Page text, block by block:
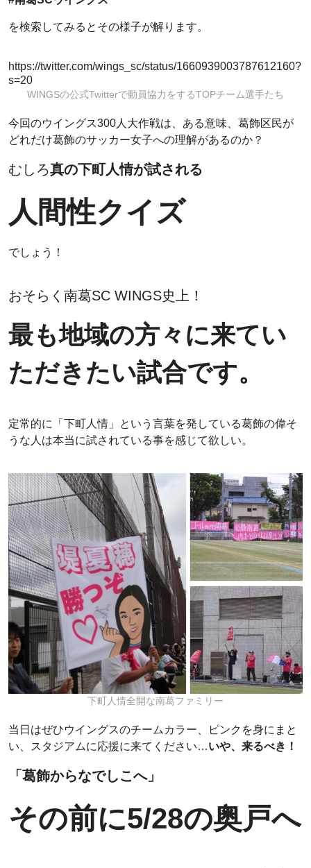
を検索してみるとその様子が解ります。
https://twitter.com/wings_sc/status/1660939003787612160?
s=20
WINGSの公式Twitterで動員協力をするTOPチーム選手たち
今回のウイングス300人大作戦は、ある意味、葛飾区民が
どれだけ葛飾のサッカー女子への理解があるのか？
むしろ真の下町人情が試される
人間性クイズ
でしょう！
おそらく南葛SC WINGS史上！
最も地域の方々に来てい
ただきたい試合です。
定常的に「下町人情」という言葉を発している葛飾の偉そ
うな人は本当に試されている事を感じて欲しい。
下町人情全開な南葛ファミリー
当日はぜひウイングスのチームカラー、ピンクを身にまと
い、スタジアムに応援に来てください…いや、来るべき！
「葛飾からなでしこへ」
その前に5/28の奥戸へ